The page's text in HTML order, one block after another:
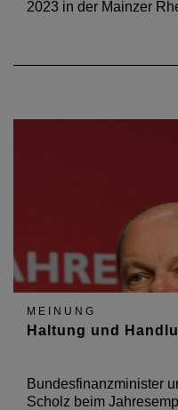
2023 in der Mainzer
MEINUNG
Haltung und
Bundesfinanzminister
Scholz beim